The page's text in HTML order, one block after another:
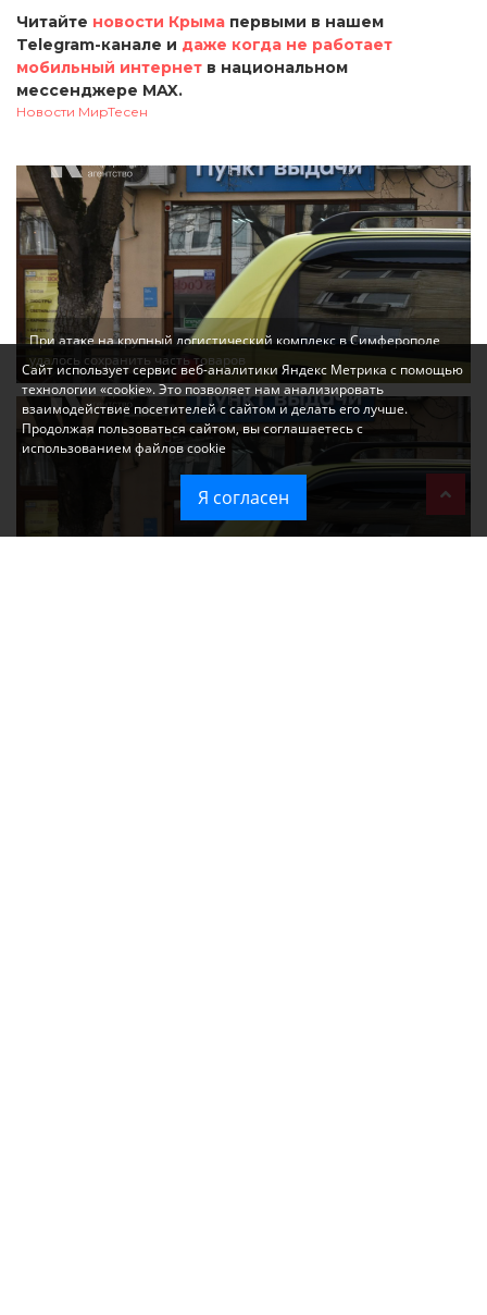
Читайте новости Крыма первыми в нашем
Telegram-канале и даже когда не работает
мобильный интернет в национальном
мессенджере MAX.
Новости МирТесен
При атаке на крупный логистический комплекс в Симферополе
удалось сохранить часть товаров
Сайт использует сервис веб-аналитики Яндекс Метрика с помощью
технологии «cookie». Это позволяет нам анализировать
взаимодействие посетителей с сайтом и делать его лучше.
Продолжая пользоваться сайтом, вы соглашаетесь с
использованием файлов cookie
Я согласен